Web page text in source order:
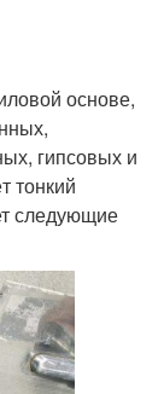
основе,
гипсовых и
тонкий
следующие